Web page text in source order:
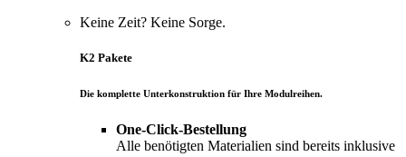
Keine Zeit? Keine Sorge.
K2 Pakete
Die komplette Unterkonstruktion für Ihre Modulreihen.
One-Click-Bestellung
Alle benötigten Materialien sind bereits inklusive